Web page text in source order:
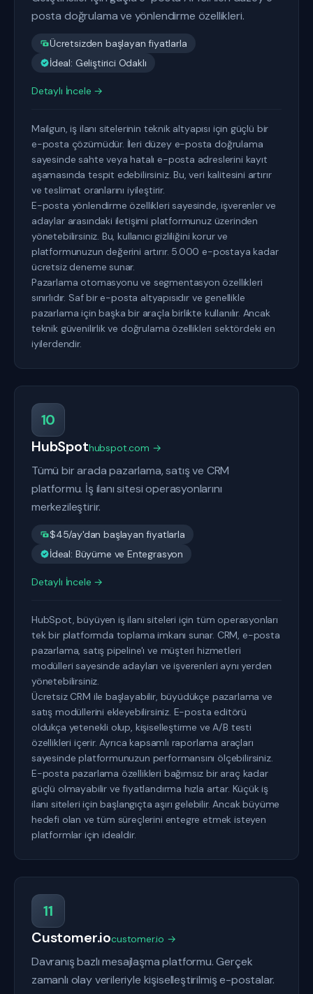
posta doğrulama ve yönlendirme özellikleri.
Ücretsizden başlayan fiyatlarla
İdeal: Geliştirici Odaklı
Detaylı İncele →
Mailgun, iş ilanı sitelerinin teknik altyapısı için güçlü bir
e-posta çözümüdür. İleri düzey e-posta doğrulama
sayesinde sahte veya hatalı e-posta adreslerini kayıt
aşamasında tespit edebilirsiniz. Bu, veri kalitesini artırır
ve teslimat oranlarını iyileştirir.
E-posta yönlendirme özellikleri sayesinde, işverenler ve
adaylar arasındaki iletişimi platformunuz üzerinden
yönetebilirsiniz. Bu, kullanıcı gizliliğini korur ve
platformunuzun değerini artırır. 5.000 e-postaya kadar
ücretsiz deneme sunar.
Pazarlama otomasyonu ve segmentasyon özellikleri
sınırlıdır. Saf bir e-posta altyapısıdır ve genellikle
pazarlama için başka bir araçla birlikte kullanılır. Ancak
teknik güvenilirlik ve doğrulama özellikleri sektördeki en
iyilerdendir.
10
HubSpothubspot.com →
Tümü bir arada pazarlama, satış ve CRM
platformu. İş ilanı sitesi operasyonlarını
merkezileştirir.
$45/ay'dan başlayan fiyatlarla
İdeal: Büyüme ve Entegrasyon
Detaylı İncele →
HubSpot, büyüyen iş ilanı siteleri için tüm operasyonları
tek bir platformda toplama imkanı sunar. CRM, e-posta
pazarlama, satış pipeline'ı ve müşteri hizmetleri
modülleri sayesinde adayları ve işverenleri aynı yerden
yönetebilirsiniz.
Ücretsiz CRM ile başlayabilir, büyüdükçe pazarlama ve
satış modüllerini ekleyebilirsiniz. E-posta editörü
oldukça yetenekli olup, kişiselleştirme ve A/B testi
özellikleri içerir. Ayrıca kapsamlı raporlama araçları
sayesinde platformunuzun performansını ölçebilirsiniz.
E-posta pazarlama özellikleri bağımsız bir araç kadar
güçlü olmayabilir ve fiyatlandırma hızla artar. Küçük iş
ilanı siteleri için başlangıçta aşırı gelebilir. Ancak büyüme
hedefi olan ve tüm süreçlerini entegre etmek isteyen
platformlar için idealdir.
11
Customer.iocustomer.io →
Davranış bazlı mesajlaşma platformu. Gerçek
zamanlı olay verileriyle kişiselleştirilmiş e-postalar.